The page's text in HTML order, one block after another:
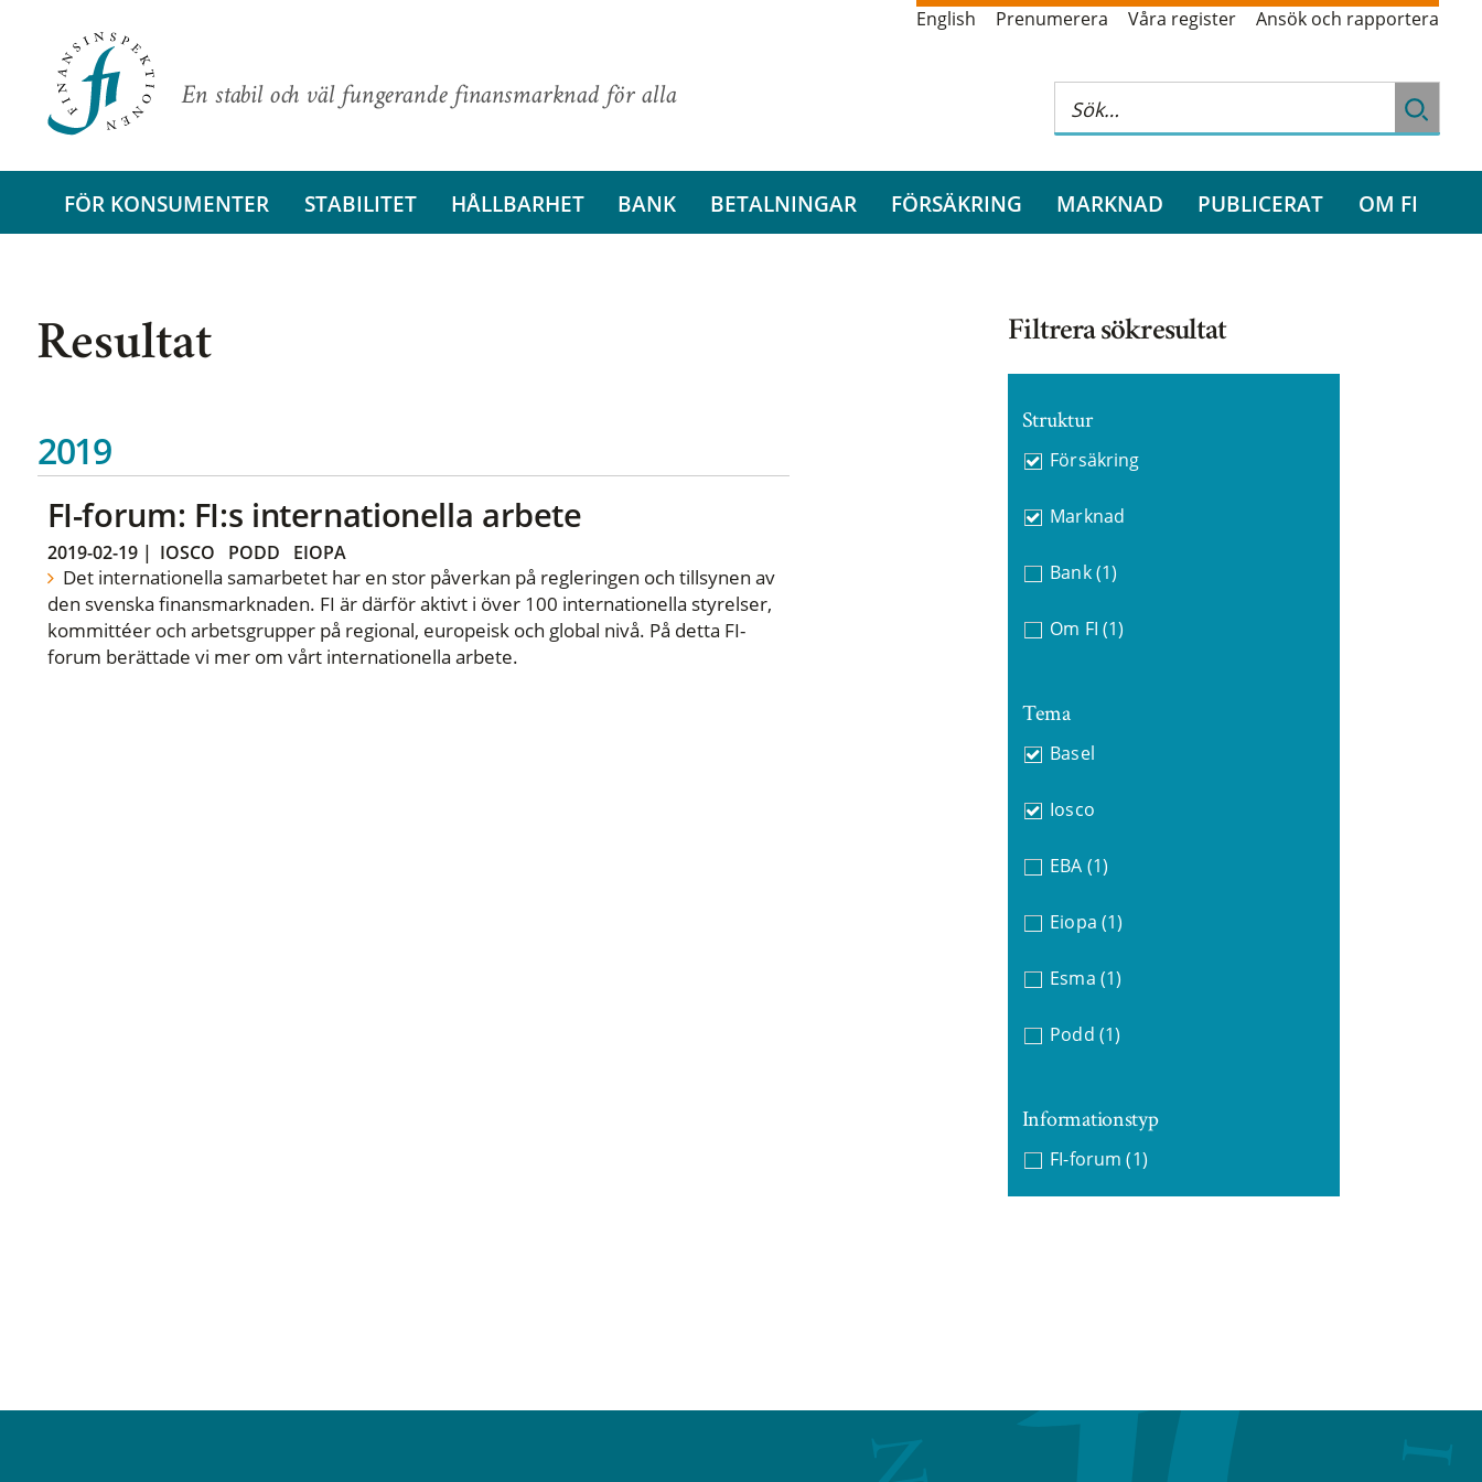
En stabil och väl fungerande finansmarknad för alla
English Prenumerera Våra register Ansök och rapportera
FÖR KONSUMENTER STABILITET HÅLLBARHET BANK BETALNINGAR FÖRSÄKRING MARKNAD PUBLICERAT OM FI
Resultat
2019
FI-forum: FI:s internationella arbete
2019-02-19| IOSCO PODD EIOPA
Det internationella samarbetet har en stor påverkan på regleringen och tillsynen av
den svenska finansmarknaden. FI är därför aktivt i över 100 internationella styrelser,
kommittéer och arbetsgrupper på regional, europeisk och global nivå. På detta FI-
forum berättade vi mer om vårt internationella arbete.
Filtrera sökresultat
Struktur
Försäkring
Marknad
Bank (1)
Om FI (1)
Tema
Basel
Iosco
EBA (1)
Eiopa (1)
Esma (1)
Podd (1)
Informationstyp
FI-forum (1)